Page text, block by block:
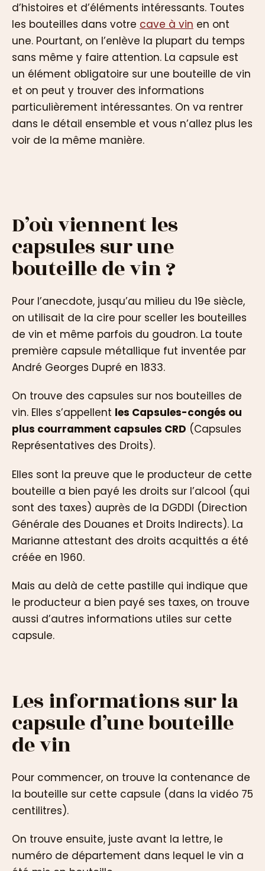
d’histoires et d’éléments intéressants. Toutes
les bouteilles dans votre cave à vin en ont
une. Pourtant, on l’enlève la plupart du temps
sans même y faire attention. La capsule est
un élément obligatoire sur une bouteille de vin
et on peut y trouver des informations
particulièrement intéressantes. On va rentrer
dans le détail ensemble et vous n’allez plus les
voir de la même manière.
D’où viennent les
capsules sur une
bouteille de vin ?
Pour l’anecdote, jusqu’au milieu du 19e siècle,
on utilisait de la cire pour sceller les bouteilles
de vin et même parfois du goudron. La toute
première capsule métallique fut inventée par
André Georges Dupré en 1833.
On trouve des capsules sur nos bouteilles de
vin. Elles s’appellent les Capsules-congés ou
plus courramment capsules CRD (Capsules
Représentatives des Droits).
Elles sont la preuve que le producteur de cette
bouteille a bien payé les droits sur l’alcool (qui
sont des taxes) auprès de la DGDDI (Direction
Générale des Douanes et Droits Indirects). La
Marianne attestant des droits acquittés a été
créée en 1960.
Mais au delà de cette pastille qui indique que
le producteur a bien payé ses taxes, on trouve
aussi d’autres informations utiles sur cette
capsule.
Les informations sur la
capsule d’une bouteille
de vin
Pour commencer, on trouve la contenance de
la bouteille sur cette capsule (dans la vidéo 75
centilitres).
On trouve ensuite, juste avant la lettre, le
numéro de département dans lequel le vin a